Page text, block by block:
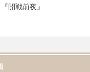
開戦前夜』